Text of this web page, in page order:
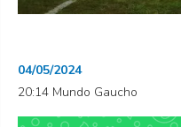
04/05/2024
20:14 Mundo Gaucho